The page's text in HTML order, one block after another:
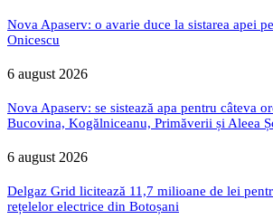
Nova Apaserv: o avarie duce la sistarea apei
Onicescu
6 august 2026
Nova Apaserv: se sistează apa pentru câteva
Bucovina, Kogălniceanu, Primăverii și Aleea
6 august 2026
Delgaz Grid licitează 11,7 milioane de lei
rețelelor electrice din Botoșani